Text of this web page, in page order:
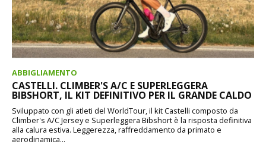
ABBIGLIAMENTO
CASTELLI. CLIMBER'S A/C E SUPERLEGGERA
BIBSHORT, IL KIT DEFINITIVO PER IL GRANDE CALDO
Sviluppato con gli atleti del WorldTour, il kit Castelli composto da
Climber's A/C Jersey e Superleggera Bibshort è la risposta definitiva
alla calura estiva. Leggerezza, raffreddamento da primato e
aerodinamica...